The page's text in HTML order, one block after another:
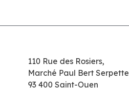
110 Rue des Rosiers,
Marché Paul Bert Serpette
93 400 Saint-Ouen